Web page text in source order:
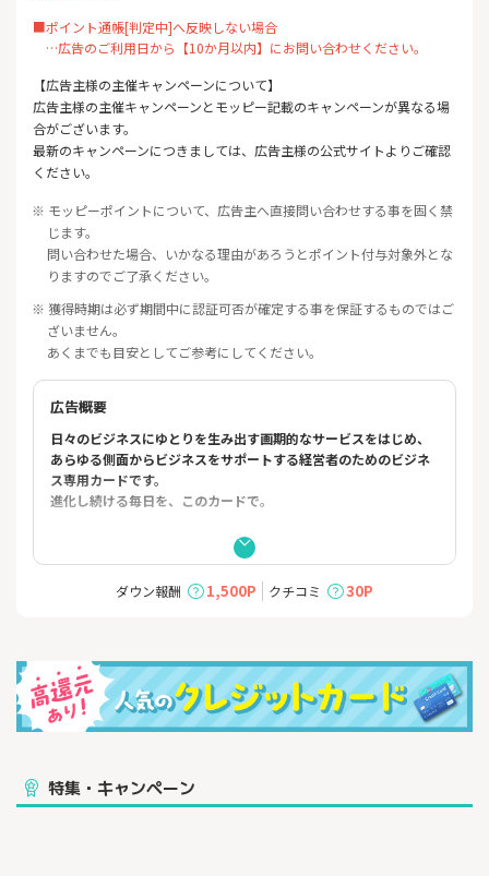
■ポイント通帳[判定中]へ反映しない場合
…広告のご利用日から【10か月以内】にお問い合わせください。
【広告主様の主催キャンペーンについて】
広告主様の主催キャンペーンとモッピー記載のキャンペーンが異なる場
合がございます。
最新のキャンペーンにつきましては、広告主様の公式サイトよりご確認
ください。
※ モッピーポイントについて、広告主へ直接問い合わせする事を固く禁
じます。
問い合わせた場合、いかなる理由があろうとポイント付与対象外とな
りますのでご了承ください。
※ 獲得時期は必ず期間中に認証可否が確定する事を保証するものではご
ざいません。
あくまでも目安としてご参考にしてください。
広告概要
日々のビジネスにゆとりを生み出す画期的なサービスをはじめ、
あらゆる側面からビジネスをサポートする経営者のためのビジネ
ス専用カードです。
進化し続ける毎日を、このカードで。
============================================
==============
条件達成で合計170,000ポイント（年会費3年分相当）もらえる
└ご入会後4ヶ月以内に対象加盟店で合計80万円以上のカードご
利用で40,000ボーナスポイント
〇ご利用ボーナス②
└ご入会後8ヶ月以内に合計200万円以上カードご利用で50,000ボ
└ご入会後10ヶ月以内に合計300万円以上カードご利用で50,000
ボーナスポイント
ダウン報酬 1,500P クチコミ 30P
特集・キャンペーン